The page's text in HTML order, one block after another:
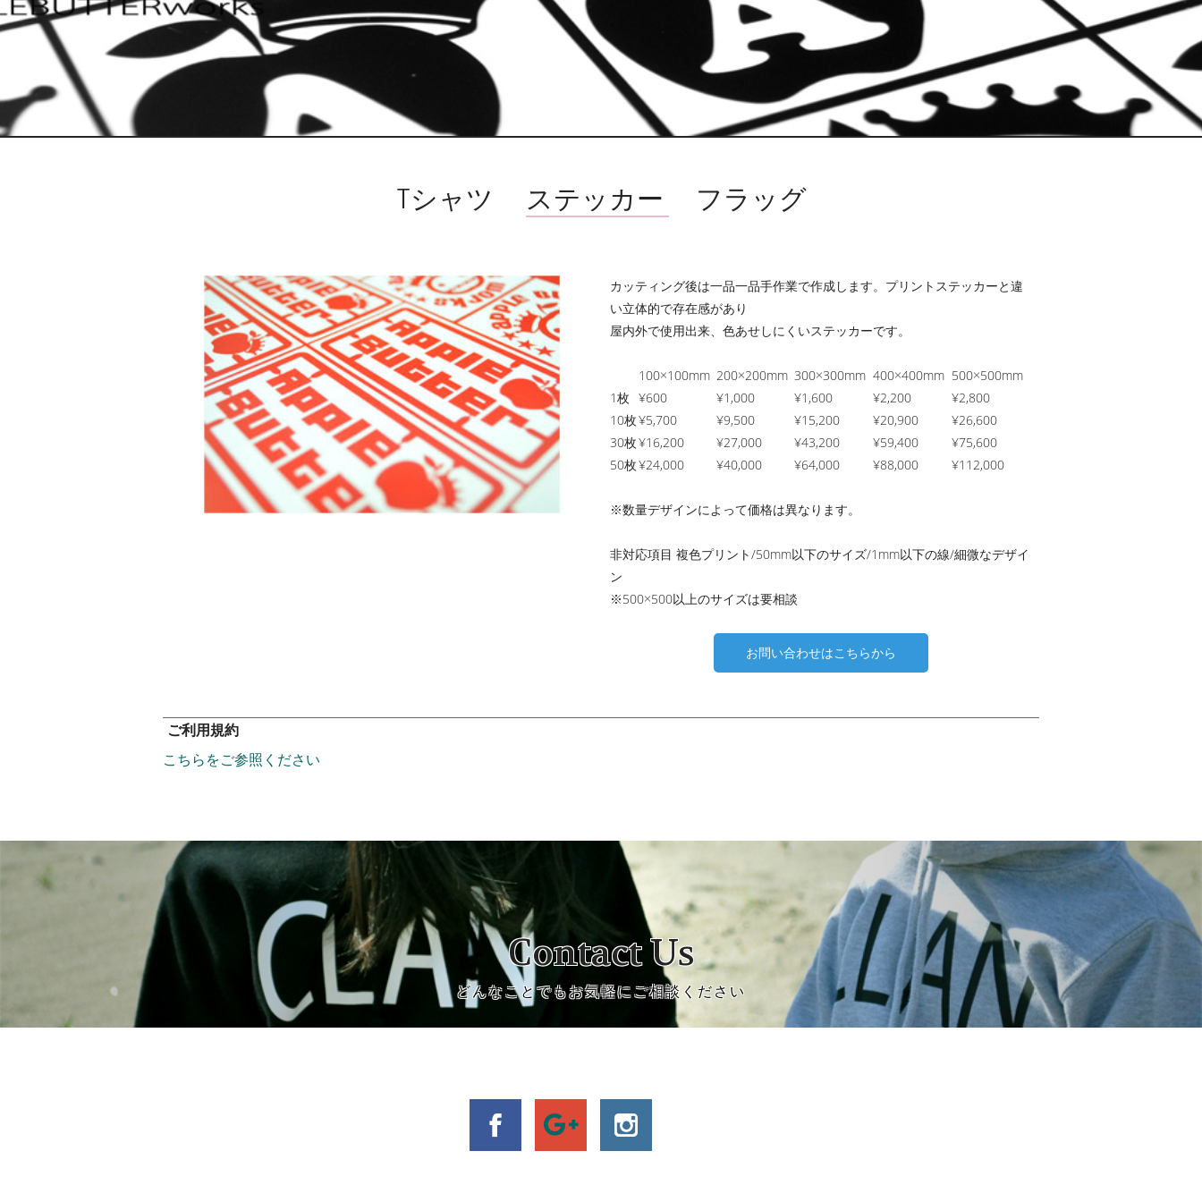
Tシャツ ステッカー フラッグ
カッティング後は一品一品手作業で作成します。プリントステッカーと違
い立体的で存在感があり
屋内外で使用出来、色あせしにくいステッカーです。
100×100mm 200×200mm 300×300mm 400×400mm 500×500mm
1枚 ¥600 ¥1,000 ¥1,600 ¥2,200
¥2,800
10枚¥5,700 ¥9,500 ¥15,200 ¥20,900
¥26,600
30枚¥16,200 ¥27,000 ¥43,200 ¥59,400
¥75,600
50枚¥24,000 ¥40,000 ¥64,000 ¥88,000 ¥112,000
※数量デザインによって価格は異なります。
非対応項目 複色プリント/50mm以下のサイズ/1mm以下の線/細微なデザイ
ン
※500×500以上のサイズは要相談
お問い合わせはこちらから
ご利用規約
こちらをご参照ください
Contact Us
どんなことでもお気軽にご相談ください